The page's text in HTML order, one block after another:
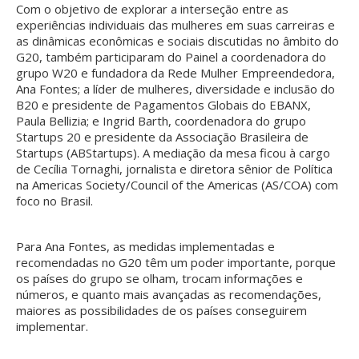
Com o objetivo de explorar a interseção entre as
experiências individuais das mulheres em suas carreiras e
as dinâmicas econômicas e sociais discutidas no âmbito do
G20, também participaram do Painel a coordenadora do
grupo W20 e fundadora da Rede Mulher Empreendedora,
Ana Fontes; a líder de mulheres, diversidade e inclusão do
B20 e presidente de Pagamentos Globais do EBANX,
Paula Bellizia; e Ingrid Barth, coordenadora do grupo
Startups 20 e presidente da Associação Brasileira de
Startups (ABStartups). A mediação da mesa ficou à cargo
de Cecília Tornaghi, jornalista e diretora sênior de Política
na Americas Society/Council of the Americas (AS/COA) com
foco no Brasil.
Para Ana Fontes, as medidas implementadas e
recomendadas no G20 têm um poder importante, porque
os países do grupo se olham, trocam informações e
números, e quanto mais avançadas as recomendações,
maiores as possibilidades de os países conseguirem
implementar.